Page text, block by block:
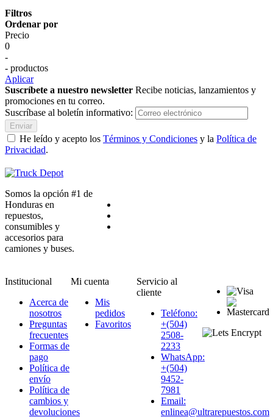
Filtros
Ordenar por
Precio
0
-
- productos
Aplicar
Suscríbete a nuestro newsletter Recibe noticias, lanzamientos y
promociones en tu correo.
Suscríbase al boletín informativo:
Enviar
He leído y acepto los Términos y Condiciones y la Política de
Privacidad.
Somos la opción #1 de
Honduras en
repuestos,
consumibles y
accesorios para
camiones y buses.
Institucional
Acerca de
nosotros
Preguntas
frecuentes
Formas de
pago
Política de
envío
Política de
cambios y
devoluciones
Mi cuenta
Mis
pedidos
Favoritos
Servicio al
cliente
Teléfono:
+(504)
2508-
2233
WhatsApp:
+(504)
9452-
7981
Email:
enlinea@ultrarepuestos.com